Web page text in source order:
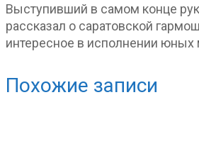
Выступивший в самом конце
рассказал о саратовской
интересное в исполнении
Похожие записи